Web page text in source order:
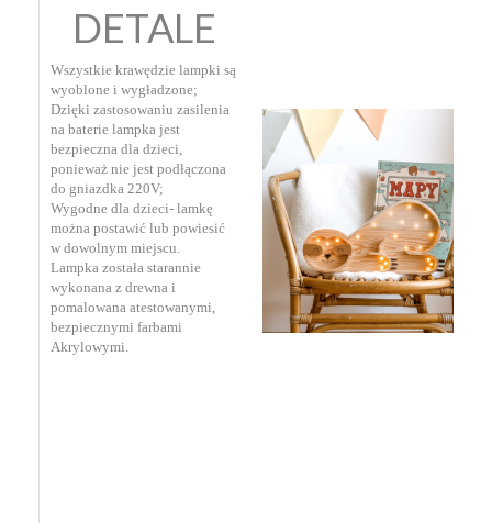
DETALE
Wszystkie krawędzie lampki są
wyoblone i wygładzone;
Dzięki zastosowaniu zasilenia
na baterie lampka jest
bezpieczna dla dzieci,
ponieważ nie jest podłączona
do gniazdka 220V;
Wygodne dla dzieci- lamkę
można postawić lub powiesić
w dowolnym miejscu.
Lampka została starannie
wykonana z drewna i
pomalowana atestowanymi,
bezpiecznymi farbami
Akrylowymi.